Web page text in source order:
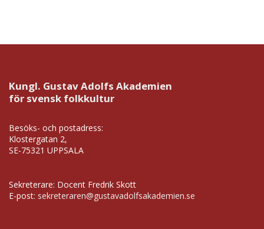
Kungl. Gustav Adolfs Akademien
för svensk folkkultur
Besöks- och postadress:
Klostergatan 2,
SE-75321 UPPSALA
Sekreterare: Docent Fredrik Skott
E-post: sekreteraren@gustavadolfsakademien.se